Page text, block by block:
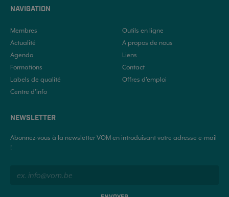
NAVIGATION
Membres
Actualité
Agenda
Formations
Labels de qualité
Centre d’info
Outils en ligne
A propos de nous
Liens
Contact
Offres d'emploi
NEWSLETTER
Abonnez-vous à la newsletter VOM en introduisant votre adresse e-mail
!